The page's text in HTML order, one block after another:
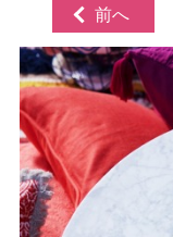
前へ